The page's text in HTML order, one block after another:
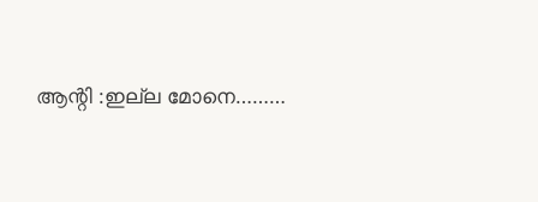
ആന്റി :ഇല്ല മോനെ………